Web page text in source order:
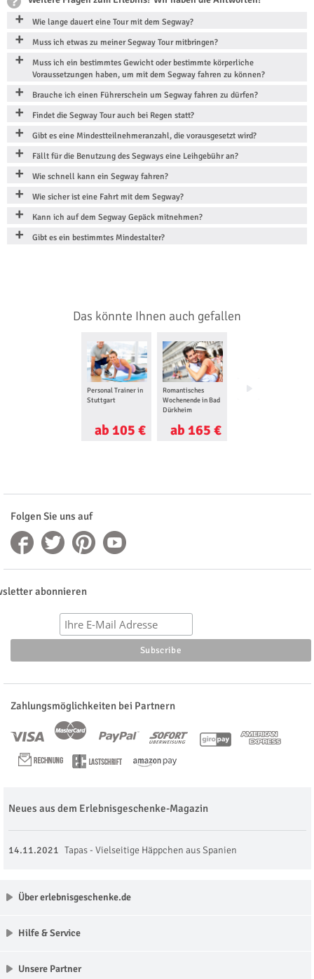
Wie lange dauert eine Tour mit dem Segway?
Muss ich etwas zu meiner Segway Tour mitbringen?
Muss ich ein bestimmtes Gewicht oder bestimmte körperliche
Voraussetzungen haben, um mit dem Segway fahren zu können?
Brauche ich einen Führerschein um Segway fahren zu dürfen?
Findet die Segway Tour auch bei Regen statt?
Gibt es eine Mindestteilnehmeranzahl, die vorausgesetzt wird?
Fällt für die Benutzung des Segways eine Leihgebühr an?
Wie schnell kann ein Segway fahren?
Wie sicher ist eine Fahrt mit dem Segway?
Kann ich auf dem Segway Gepäck mitnehmen?
Gibt es ein bestimmtes Mindestalter?
Das könnte Ihnen auch gefallen
Personal Trainer in
Stuttgart
ab 105 €
Romantisches
Wochenende in Bad
Dürkheim
ab 165 €
Geocaching Tour in
Folgen Sie uns auf
abonnieren
Zahlungsmöglichkeiten bei Partnern
Neues aus dem Erlebnisgeschenke-Magazin
14.11.2021 Tapas - Vielseitige Häppchen aus Spanien
Über erlebnisgeschenke.de
Hilfe & Service
Unsere Partner